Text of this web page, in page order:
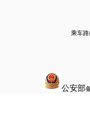
乘车
公安部